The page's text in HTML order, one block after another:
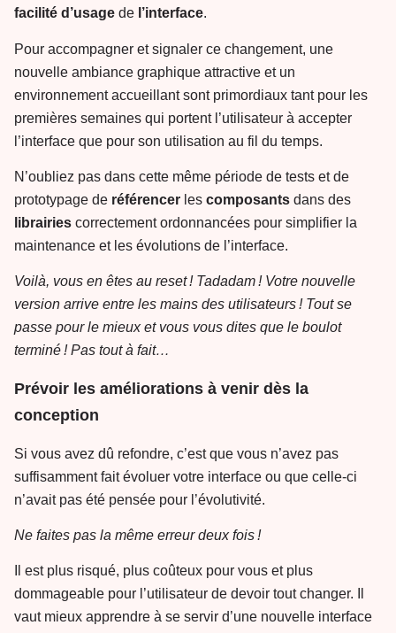
facilité d’usage de l’interface.
Pour accompagner et signaler ce changement, une
nouvelle ambiance graphique attractive et un
environnement accueillant sont primordiaux tant pour les
premières semaines qui portent l’utilisateur à accepter
l’interface que pour son utilisation au fil du temps.
N’oubliez pas dans cette même période de tests et de
prototypage de référencer les composants dans des
librairies correctement ordonnancées pour simplifier la
maintenance et les évolutions de l’interface.
Voilà, vous en êtes au reset ! Tadadam ! Votre nouvelle
version arrive entre les mains des utilisateurs ! Tout se
passe pour le mieux et vous vous dites que le boulot
terminé ! Pas tout à fait…
Prévoir les améliorations à venir dès la
conception
Si vous avez dû refondre, c’est que vous n’avez pas
suffisamment fait évoluer votre interface ou que celle-ci
n’avait pas été pensée pour l’évolutivité.
Ne faites pas la même erreur deux fois !
Il est plus risqué, plus coûteux pour vous et plus
dommageable pour l’utilisateur de devoir tout changer. Il
vaut mieux apprendre à se servir d’une nouvelle interface